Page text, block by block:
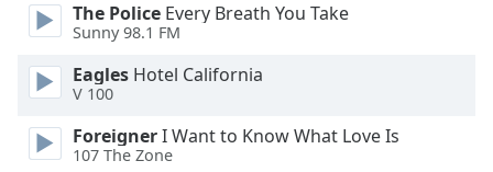
dialog
Escape
cancel
and
The Police Every Breath You Take
Sunny 98.1 FM
Eagles Hotel California
V 100
ForeignerI Want to Know What Love Is
107 The Zone